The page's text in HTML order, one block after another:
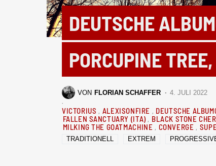
DEUTSCHE
PORCUPINE
VON FLORIAN SCHAFFER 4. JULI 2022
VICTORIUS ALEXISONFIRE DEUTSCHE
FALLEN SANCTUARY (ITA)
BLACK STONE
MILKING THE GOATMACHINE
CONVERGE
TRADITIONELL EXTREM